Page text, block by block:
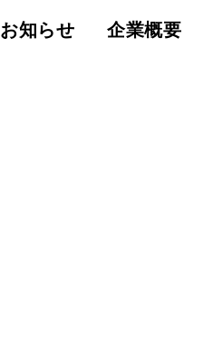
お知らせ 企業概要